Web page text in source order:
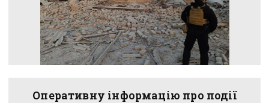
Оперативну інформацію про події